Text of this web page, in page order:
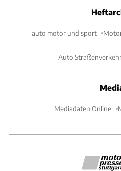
auto motor und sport
Auto
Mediadaten Online